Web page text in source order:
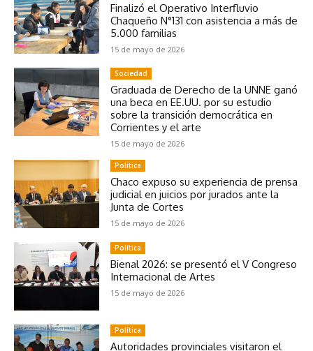
Finalizó el Operativo Interfluvio
Chaqueño N°131 con asistencia a más de
5.000 familias
15 de mayo de 2026
Sociedad
Graduada de Derecho de la UNNE ganó
una beca en EE.UU. por su estudio
sobre la transición democrática en
Corrientes y el arte
15 de mayo de 2026
Política
Chaco expuso su experiencia de prensa
judicial en juicios por jurados ante la
Junta de Cortes
15 de mayo de 2026
Política
Bienal 2026: se presentó el V Congreso
Internacional de Artes
15 de mayo de 2026
Política
Autoridades provinciales visitaron el